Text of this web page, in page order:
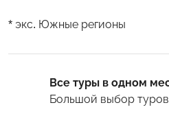
* экс. Южные регионы
Все туры в одном
Большой выбор туров